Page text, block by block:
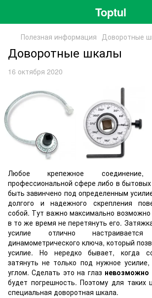
Toptul
Полезная информация Доворотные
Доворотные шкалы
16 октября 2020
Любое крепежное
профессиональной сфере либо в
быть завинчено под определенным
долгого и надежного скрепления
собой. Тут важно максимально возможно
в то же время не перетянуть его.
усилие отлично
динамометрического ключа, который
усилие. Но нередко бывает, когда
затянуть не только под нужное
углом. Сделать это на глаз невозможно
будет погрешность. Поэтому для таких
специальная доворотная шкала.